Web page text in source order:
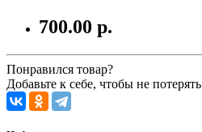
700.00 р.
Понравился товар?
Добавьте к себе, чтобы не потерять